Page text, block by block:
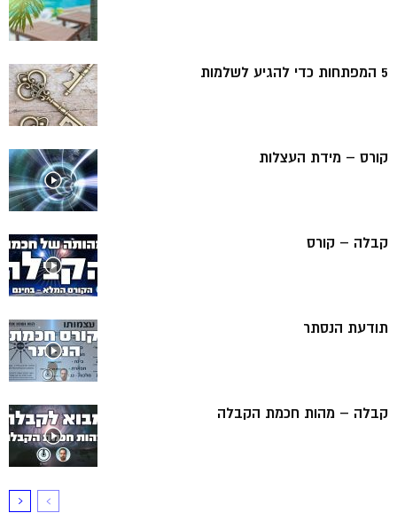
5 המפתחות כדי להגיע לשלמות
קורס – מידת העצלות
קבלה – קורס
תודעת הנסתר
קבלה – מהות חכמת הקבלה